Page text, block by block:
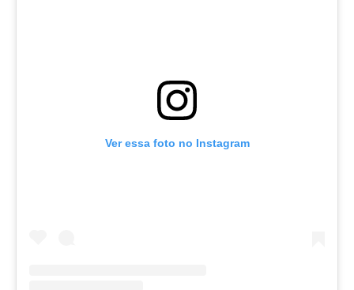
Ver essa foto no Instagram